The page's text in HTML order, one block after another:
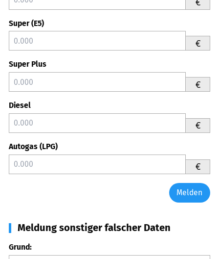
Super (E5)
€
Super Plus
€
Diesel
€
Autogas (LPG)
€
Melden
Meldung sonstiger falscher Daten
Grund: